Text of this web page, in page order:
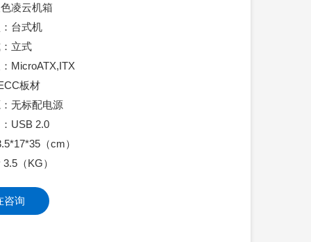
凌云机箱
台式机
立式
MicroATX,ITX
板材
无标配电源
USB 2.0
（cm）
（KG）
咨询